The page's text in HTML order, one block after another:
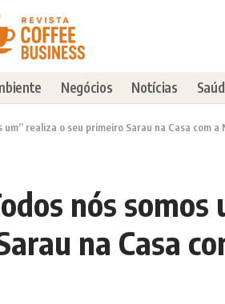
Negócios Notícias
realiza o seu primeiro Sarau na Casa com a
nós somos
na Casa